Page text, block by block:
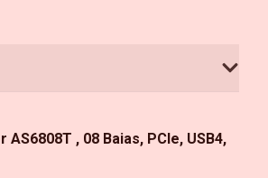
, 08 Baias, PCIe, USB4,